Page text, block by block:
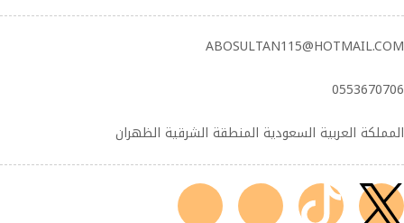
ABOSULTAN115@HOTMAIL.COM
0553670706
المملكة العربية السعودية المنطقة الشرقية الظهران